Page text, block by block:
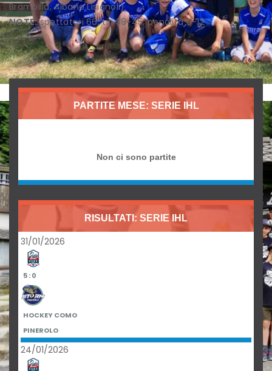
Brambilla, Albano Lisignoli)
NOTE:spettatori 66, tiri 38-45, penalità 6-12
PARTITE MESE: SERIE IHL
Non ci sono partite
RISULTATI: SERIE IHL
31/01/2026
5 : 0
HOCKEY COMO
PINEROLO
24/01/2026